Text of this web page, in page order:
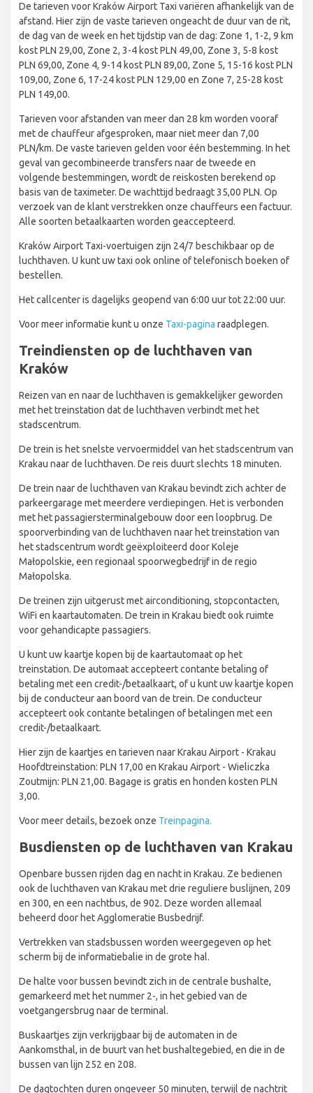
De tarieven voor Kraków Airport Taxi variëren afhankelijk van de
afstand. Hier zijn de vaste tarieven ongeacht de duur van de rit,
de dag van de week en het tijdstip van de dag: Zone 1, 1-2, 9 km
kost PLN 29,00, Zone 2, 3-4 kost PLN 49,00, Zone 3, 5-8 kost
PLN 69,00, Zone 4, 9-14 kost PLN 89,00, Zone 5, 15-16 kost PLN
109,00, Zone 6, 17-24 kost PLN 129,00 en Zone 7, 25-28 kost
PLN 149,00.
Tarieven voor afstanden van meer dan 28 km worden vooraf
met de chauffeur afgesproken, maar niet meer dan 7,00
PLN/km. De vaste tarieven gelden voor één bestemming. In het
geval van gecombineerde transfers naar de tweede en
volgende bestemmingen, wordt de reiskosten berekend op
basis van de taximeter. De wachttijd bedraagt 35,00 PLN. Op
verzoek van de klant verstrekken onze chauffeurs een factuur.
Alle soorten betaalkaarten worden geaccepteerd.
Kraków Airport Taxi-voertuigen zijn 24/7 beschikbaar op de
luchthaven. U kunt uw taxi ook online of telefonisch boeken of
bestellen.
Het callcenter is dagelijks geopend van 6:00 uur tot 22:00 uur.
Voor meer informatie kunt u onze Taxi-pagina raadplegen.
Treindiensten op de luchthaven van
Kraków
Reizen van en naar de luchthaven is gemakkelijker geworden
met het treinstation dat de luchthaven verbindt met het
stadscentrum.
De trein is het snelste vervoermiddel van het stadscentrum van
Krakau naar de luchthaven. De reis duurt slechts 18 minuten.
De trein naar de luchthaven van Krakau bevindt zich achter de
parkeergarage met meerdere verdiepingen. Het is verbonden
met het passagiersterminalgebouw door een loopbrug. De
spoorverbinding van de luchthaven naar het treinstation van
het stadscentrum wordt geëxploiteerd door Koleje
Małopolskie, een regionaal spoorwegbedrijf in de regio
Małopolska.
De treinen zijn uitgerust met airconditioning, stopcontacten,
WiFi en kaartautomaten. De trein in Krakau biedt ook ruimte
voor gehandicapte passagiers.
U kunt uw kaartje kopen bij de kaartautomaat op het
treinstation. De automaat accepteert contante betaling of
betaling met een credit-/betaalkaart, of u kunt uw kaartje kopen
bij de conducteur aan boord van de trein. De conducteur
accepteert ook contante betalingen of betalingen met een
credit-/betaalkaart.
Hier zijn de kaartjes en tarieven naar Krakau Airport - Krakau
Hoofdtreinstation: PLN 17,00 en Krakau Airport - Wieliczka
Zoutmijn: PLN 21,00. Bagage is gratis en honden kosten PLN
3,00.
Voor meer details, bezoek onze Treinpagina.
Busdiensten op de luchthaven van Krakau
Openbare bussen rijden dag en nacht in Krakau. Ze bedienen
ook de luchthaven van Krakau met drie reguliere buslijnen, 209
en 300, en een nachtbus, de 902. Deze worden allemaal
beheerd door het Agglomeratie Busbedrijf.
Vertrekken van stadsbussen worden weergegeven op het
scherm bij de informatiebalie in de grote hal.
De halte voor bussen bevindt zich in de centrale bushalte,
gemarkeerd met het nummer 2-, in het gebied van de
voetgangersbrug naar de terminal.
Buskaartjes zijn verkrijgbaar bij de automaten in de
Aankomsthal, in de buurt van het bushaltegebied, en die in de
bussen van lijn 252 en 208.
De dagtochten duren ongeveer 50 minuten, terwijl de nachtrit